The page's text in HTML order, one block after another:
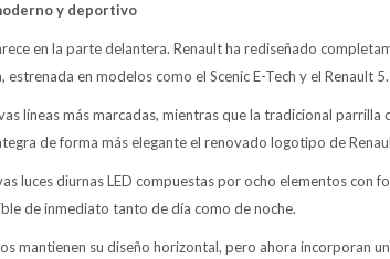
y deportivo
en la parte delantera. Renault ha rediseñado
en modelos como el Scenic E-Tech y el Renault 5.
líneas más marcadas, mientras que la tradicional
de forma más elegante el renovado logotipo de
luces diurnas LED compuestas por ocho elementos con
de inmediato tanto de día como de noche.
mantienen su diseño horizontal, pero ahora incorporan